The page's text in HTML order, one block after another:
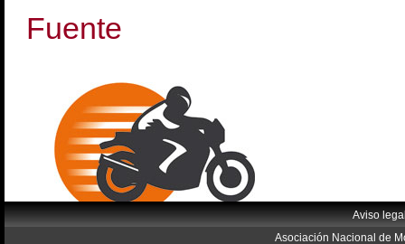
Fuente
Aviso
Asociación Nacional de